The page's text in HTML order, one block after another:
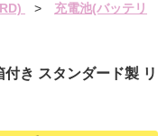
>
充電池(バッテリ
き スタンダード製 リ